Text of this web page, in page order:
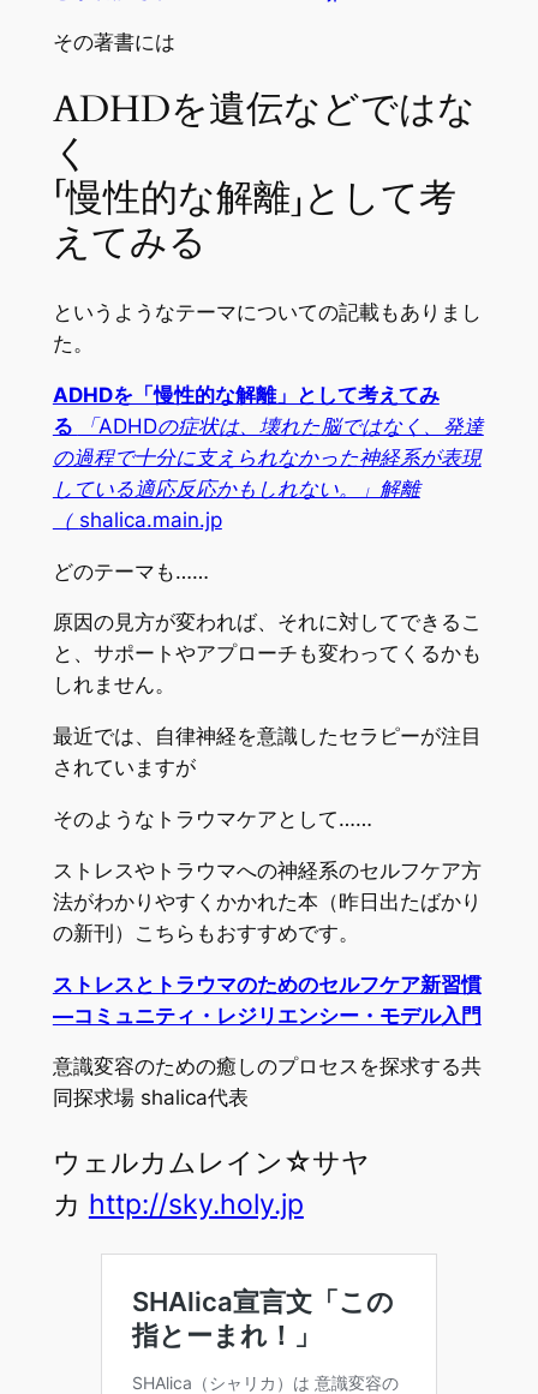
その著書には
ADHDを遺伝などではな
く
「慢性的な解離」として考
えてみる
というようなテーマについての記載もありまし
た。
ADHDを「慢性的な解離」として考えてみ
る
「ADHDの症状は、壊れた脳ではなく、発達
の過程で十分に支えられなかった神経系が表現
している適応反応かもしれない。」解離
（ shalica.main.jp
どのテーマも……
原因の見方が変われば、それに対してできるこ
と、サポートやアプローチも変わってくるかも
しれません。
最近では、自律神経を意識したセラピーが注目
されていますが
そのようなトラウマケアとして……
ストレスやトラウマへの神経系のセルフケア方
法がわかりやすくかかれた本（昨日出たばかり
の新刊）こちらもおすすめです。
ストレスとトラウマのためのセルフケア新習慣
—コミュニティ・レジリエンシー・モデル入門
意識変容のための癒しのプロセスを探求する共
同探求場 shalica代表
ウェルカムレイン☆サヤ
カ http://sky.holy.jp